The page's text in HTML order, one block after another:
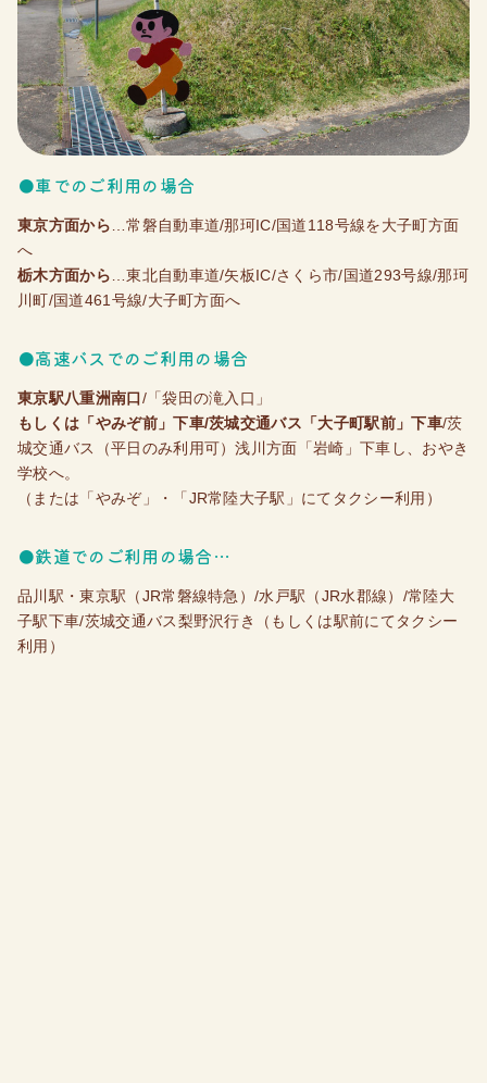
●車でのご利用の場合
東京方面から …常磐自動車道/那珂IC/国道118号線を大子町方面
へ
栃木方面から …東北自動車道/矢板IC/さくら市/国道293号線/那珂
川町/国道461号線/大子町方面へ
●高速バスでのご利用の場合
東京駅八重洲南口/「袋田の滝入口」
もしくは「やみぞ前」下車/茨城交通バス「大子町駅前」下車/茨
城交通バス（平日のみ利用可）浅川方面「岩崎」下車し、おやき
学校へ。
（または「やみぞ」・「JR常陸大子駅」にてタクシー利用）
●鉄道でのご利用の場合…
品川駅・東京駅（JR常磐線特急）/水戸駅（JR水郡線）/常陸大
子駅下車/茨城交通バス梨野沢行き（もしくは駅前にてタクシー
利用）